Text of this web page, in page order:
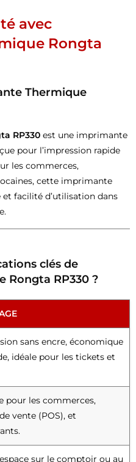
avec
Rongta
Thermique
RP330 est une imprimante
pour l’impression rapide
les commerces,
cette imprimante
facilité d’utilisation dans
clés de
Rongta RP330 ?
sans encre, économique
idéale pour les tickets et
pour les commerces,
vente (POS), et
sur le comptoir ou au